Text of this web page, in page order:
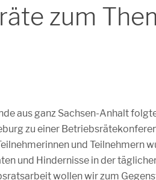
zum
aus ganz Sachsen-Anhalt
zu einer
und Teilnehmern
und Hindernisse in der
wollen wir zum